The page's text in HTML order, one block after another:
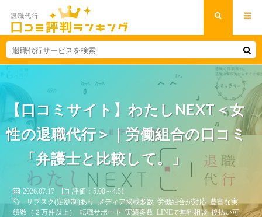
【口コミサイト】わたしNEXT＜女
性の退職代行＞｜労働組合の口コミ
「弁護士と比較して。」
2026.07.17
評価：5.00～4.51
サブスク(定額制)あり
メディア掲載多数 労働組合が対応 豊富な実
績数（２万件以上）
転職サポート 実績多数 LINEで無料相談 後払い可